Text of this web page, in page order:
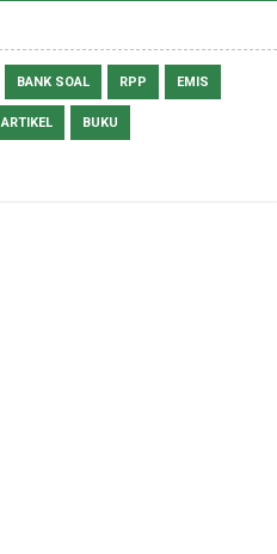
BANK SOAL RPP EMIS
ARTIKEL BUKU